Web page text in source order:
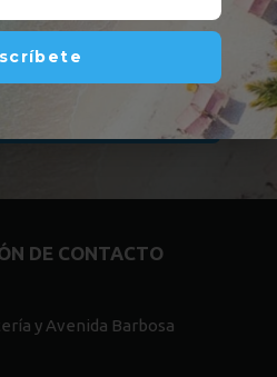
DE CONTACTO
y Avenida Barbosa